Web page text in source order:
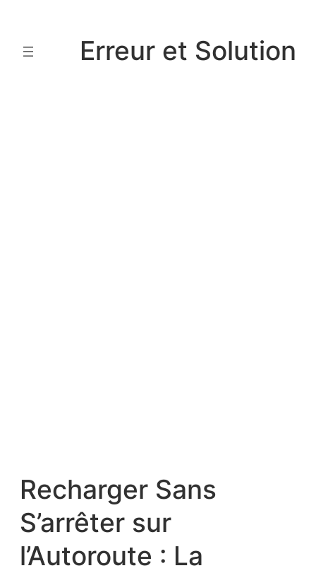
contenu
Erreur et Solution
Recharger Sans
S’arrêter sur
l’Autoroute : La